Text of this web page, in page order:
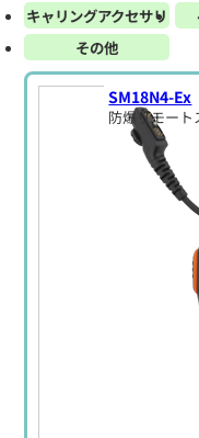
キャリングアクセサリ
その他
SM18N4-Ex
防爆リモート